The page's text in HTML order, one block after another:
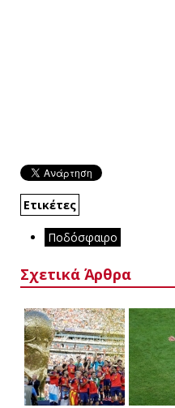
Ετικέτες
Ποδόσφαιρο
Σχετικά Άρθρα